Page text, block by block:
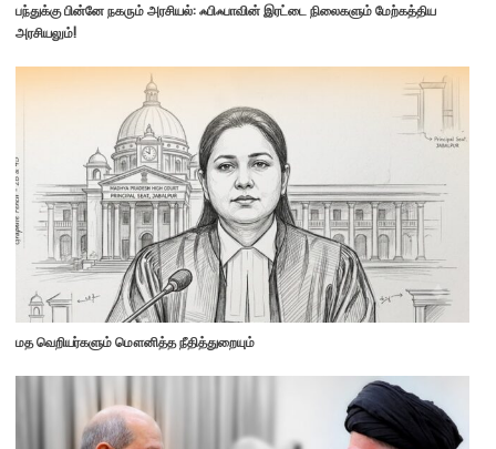
பந்துக்கு பின்னே நகரும் அரசியல்: ஃபிஃபாவின் இரட்டை நிலைகளும் மேற்கத்திய
அரசியலும்!
மத வெறியர்களும் மௌனித்த நீதித்துறையும்